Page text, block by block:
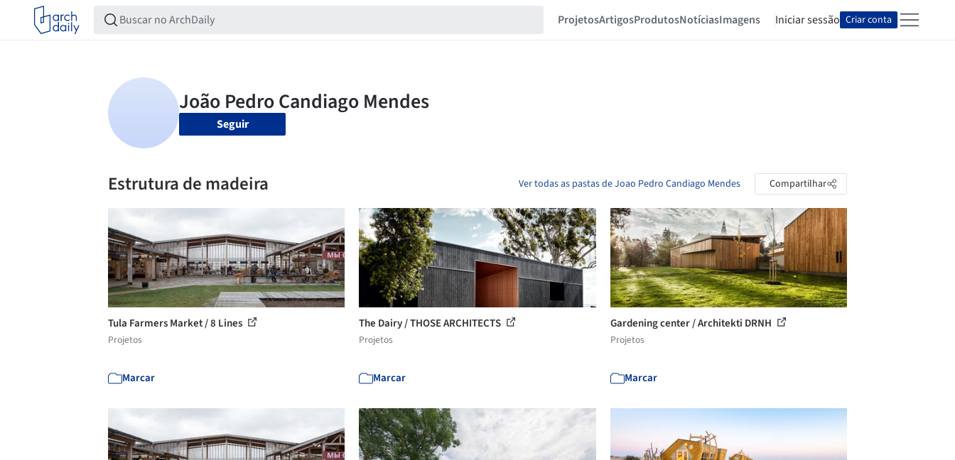
ProjetosArtigosProdutosNotíciasImagens Iniciar sessão Criar conta
Seguir
Estrutura de madeira Ver todas as pastas de Joao Pedro Candiago Mendes Compartilhar
Tula Farmers Market / 8 Lines
Projetos
Marcar
The Dairy / THOSE ARCHITECTS
Projetos
Marcar
Gardening center / Architekti DRNH
Projetos
Marcar